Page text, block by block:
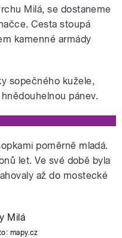
Milá, se dostaneme
Cesta stoupá
kamenné armády
sopečného kužele,
pánev.
poměrně mladá.
let. Ve své době byla
až do mostecké
mapy.cz